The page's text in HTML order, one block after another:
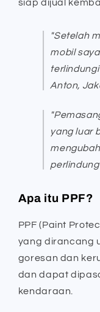
siap dijual
"Setelah
mobil
Anton,
yang luar
Apa itu PPF?
PPF (Paint
yang dirancang
goresan dan
dan dapat
kendaraan.